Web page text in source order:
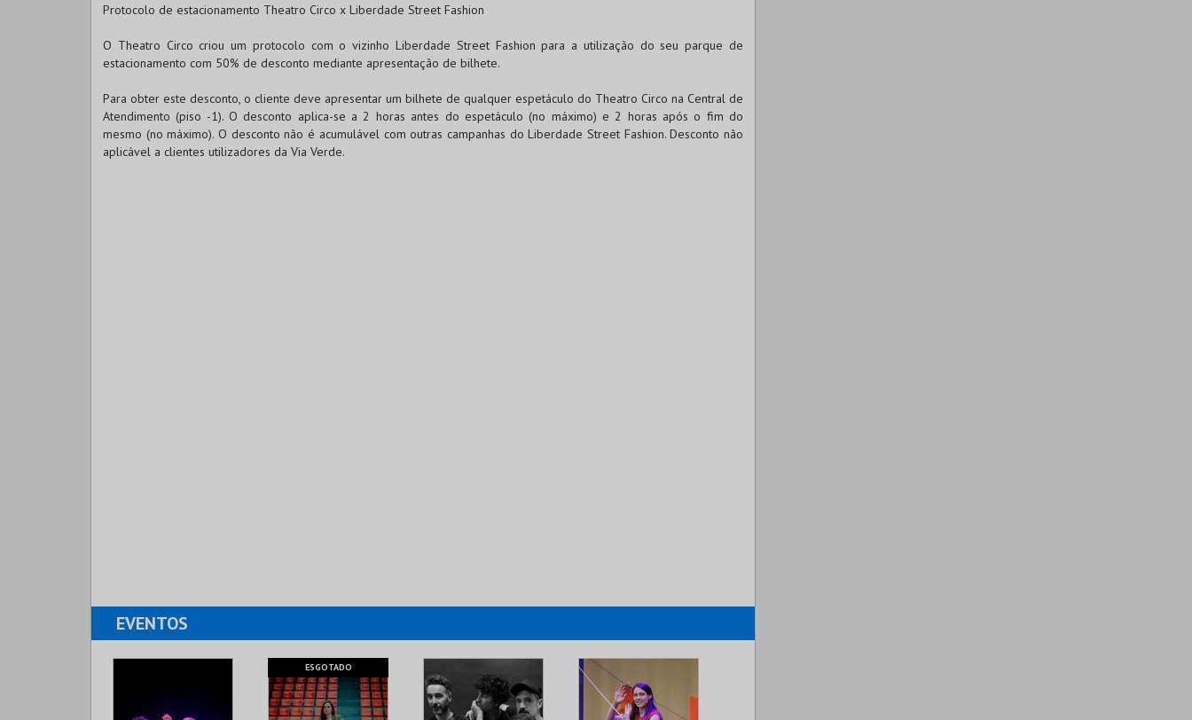
Protocolo de estacionamento Theatro Circo x Liberdade Street Fashion
O Theatro Circo criou um protocolo com o vizinho Liberdade Street Fashion para a utilização do seu parque de
estacionamento com 50% de desconto mediante apresentação de bilhete.
Para obter este desconto, o cliente deve apresentar um bilhete de qualquer espetáculo do Theatro Circo na Central de
Atendimento (piso -1). O desconto aplica-se a 2 horas antes do espetáculo (no máximo) e 2 horas após o fim do
mesmo (no máximo). O desconto não é acumulável com outras campanhas do Liberdade Street Fashion. Desconto não
aplicável a clientes utilizadores da Via Verde.
EVENTOS
ESGOTADO